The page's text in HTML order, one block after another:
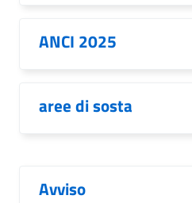
ANCI 2025
aree di sosta
Avviso